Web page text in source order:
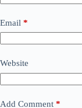
Email *
Website
Add Comment *